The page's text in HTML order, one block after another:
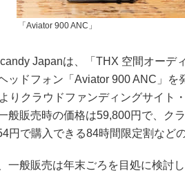
「Aviator 900 ANC」
Japanは、「THX 空間オーデ
ッドフォン「Aviator 900 ANC」を
りクラウドファンディングサイト
般販売時の価格は59,800円で、ク
円で購入できる84時間限定割など
一般販売は年末ごろを目処に検討し